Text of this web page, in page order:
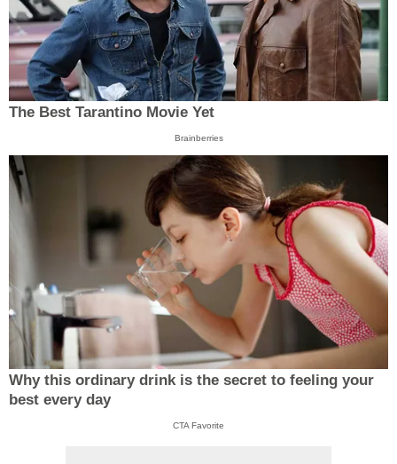
The Best Tarantino Movie Yet
Brainberries
Why this ordinary drink is the secret to feeling your
best every day
CTA Favorite